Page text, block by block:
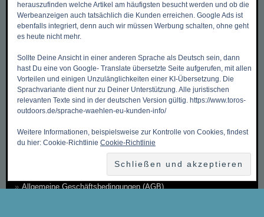
Zurück zum Anfang ->
Mein Benutzerkonto
Meine Wunschliste
Mein Warenkorb
Kasse
Kontakt, Öffnungszeiten & Anfahrt
Zahlungsmethoden
Allgemeine Geschäftsbedingungen (AGB)
herauszufinden welche Artikel am häufigsten besucht werden und ob die
Werbeanzeigen auch tatsächlich die Kunden erreichen. Google Ads ist
ebenfalls integriert, denn auch wir müssen Werbung schalten, ohne geht
es heute nicht mehr.
Sollte Deine Ansicht in einer anderen Sprache als Deutsch sein, dann
hast Du eine von Google- Translate übersetzte Seite aufgerufen, mit allen
Vorteilen und einigen Unzulänglichkeiten einer KI-Übersetzung. Die
Sprachvariante dient nur zu Deiner Unterstützung. Alle juristischen
relevanten Texte sind in der deutschen Version gültig. https://www.toros-
outdoors.de/sprache-waehlen-eu-kunden-info/
Weitere Informationen, beispielsweise zur Kontrolle von Cookies, findest
du hier: Cookie-Richtlinie Cookie-Richtlinie